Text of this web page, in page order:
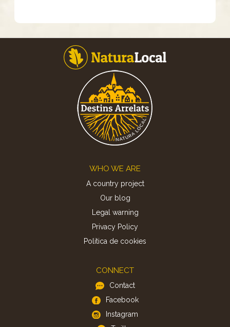
WHO WE ARE
A country project
Our blog
Legal warning
Privacy Policy
Politica de cookies
CONNECT
Contact
Facebook
Instagram